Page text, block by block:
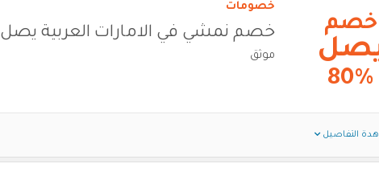
خصم
80%
خصومات
خصم نمشي في الامارات العربية يصل 80%
موثق
التفاصيل